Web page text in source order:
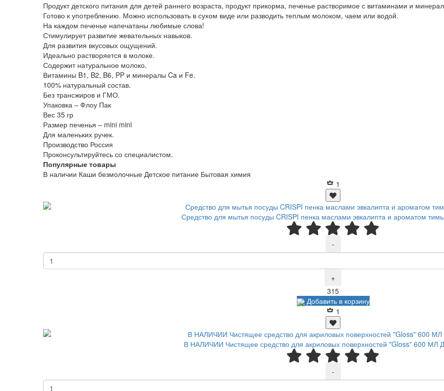
Продукт детского питания для детей раннего возраста, продукт прикорма, печенье растворимое с витаминами и
Готово к употреблению. Можно использовать в сухом виде или разводить теплым молоком, чаем или водой.
На каждом печенье напечатаны любимые слова!
Стимулирует развитие жевательных навыков.
Для развития вкусовых ощущений.
Идеально растворяется в молоке.
Содержит натуральное молоко.
Витамины B1, B2, B6, PP и минералы Ca и Fe.
100% натуральный состав.
Без трансжиров и ГМО.
Упаковка – Флоу Пак
Вес 35 гр
Размер печенья – mini mini
Для маленьких ручек.
Производство Россия
Проконсультируйтесь со специалистом.
Популярные товары
В наличии Каши безмолочные Детское питание Бытовая химия
1
Средство для мытья посуды CRISPI пенка маслами эвкалипта и ароматом
-
+
315Р
Добавить в корзину
1
В НАЛИЧИИ Чистящее средство для акриловых поверхностей "Gloss" 600
-